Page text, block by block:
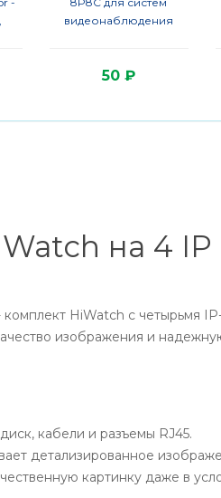
видеонаблюдения
50 ₽
на 4
HiWatch с четырьмя
изображения и
кабели и разъемы RJ45.
детализированное
картинку даже в